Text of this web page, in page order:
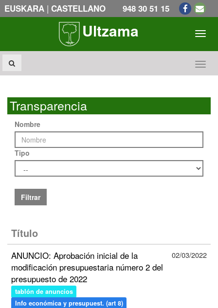
EUSKARA | CASTELLANO 948 30 51 15
Ultzama
Transparencia
Nombre
Tipo
Filtrar
Título
ANUNCIO: Aprobación inicial de la
modificación presupuestaria número 2 del
presupuesto de 2022
tablón de anuncios
Info económica y presupuest. (art 8)
02/03/2022